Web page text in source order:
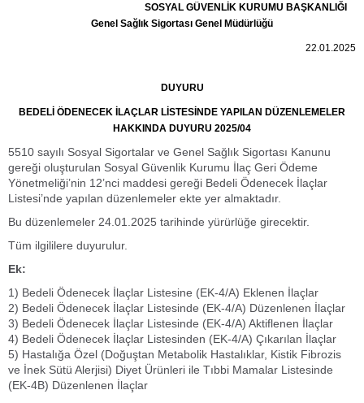
SOSYAL GÜVENLİK KURUMU BAŞKANLIĞI
Genel Sağlık Sigortası Genel Müdürlüğü
22.01.2025
DUYURU
BEDELİ ÖDENECEK İLAÇLAR LİSTESİNDE YAPILAN DÜZENLEMELER
HAKKINDA DUYURU 2025/04
5510 sayılı Sosyal Sigortalar ve Genel Sağlık Sigortası Kanunu
gereği oluşturulan Sosyal Güvenlik Kurumu İlaç Geri Ödeme
Yönetmeliği’nin 12’nci maddesi gereği Bedeli Ödenecek İlaçlar
Listesi’nde yapılan düzenlemeler ekte yer almaktadır.
Bu düzenlemeler 24.01.2025 tarihinde yürürlüğe girecektir.
Tüm ilgililere duyurulur.
Ek:
1) Bedeli Ödenecek İlaçlar Listesine (EK-4/A) Eklenen İlaçlar
2) Bedeli Ödenecek İlaçlar Listesinde (EK-4/A) Düzenlenen İlaçlar
3) Bedeli Ödenecek İlaçlar Listesinde (EK-4/A) Aktiflenen İlaçlar
4) Bedeli Ödenecek İlaçlar Listesinden (EK-4/A) Çıkarılan İlaçlar
5) Hastalığa Özel (Doğuştan Metabolik Hastalıklar, Kistik Fibrozis
ve İnek Sütü Alerjisi) Diyet Ürünleri ile Tıbbi Mamalar Listesinde
(EK-4B) Düzenlenen İlaçlar